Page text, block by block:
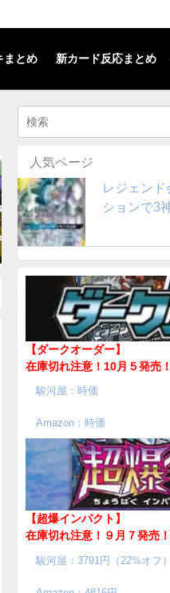
まとめ 新カード反応まとめ
SMレギュレーション
リス】デッキを
レーション)
人気ページ
レジェン
ションで3
【ダークオーダー】
在庫切れ注意！10月５発売！
駿河屋：時価
Amazon：時価
【超爆インパクト】
在庫切れ注意！９月７発売！
駿河屋：3791円（22%オフ）